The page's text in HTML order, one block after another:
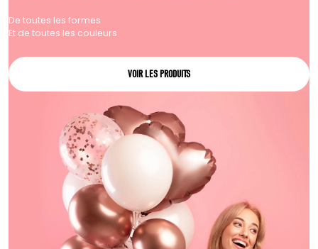
De toutes les formes
Et de toutes les couleurs
VOIR LES PRODUITS